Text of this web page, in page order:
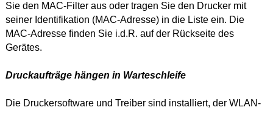
Sie den MAC-Filter aus oder tragen Sie den Drucker mit
seiner Identifikation (MAC-Adresse) in die Liste ein. Die
MAC-Adresse finden Sie i.d.R. auf der Rückseite des
Gerätes.
Druckaufträge hängen in Warteschleife
Die Druckersoftware und Treiber sind installiert, der WLAN-